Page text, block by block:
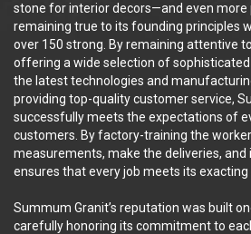
stone for interior decors—and even more
remaining true to its founding principles
over 150 strong. By remaining attentive
offering a wide selection of
the latest technologies and
providing top-quality customer service,
successfully meets the expectations of
customers. By factory-training the
measurements, make the deliveries, and
ensures that every job meets its
Summum Granit’s reputation was built
carefully honoring its commitment to